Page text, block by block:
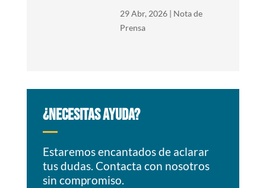
29 Abr, 2026 | Nota de
Prensa
¿NECESITAS AYUDA?
Estaremos encantados de aclarar
tus dudas. Contacta con nosotros
sin compromiso.